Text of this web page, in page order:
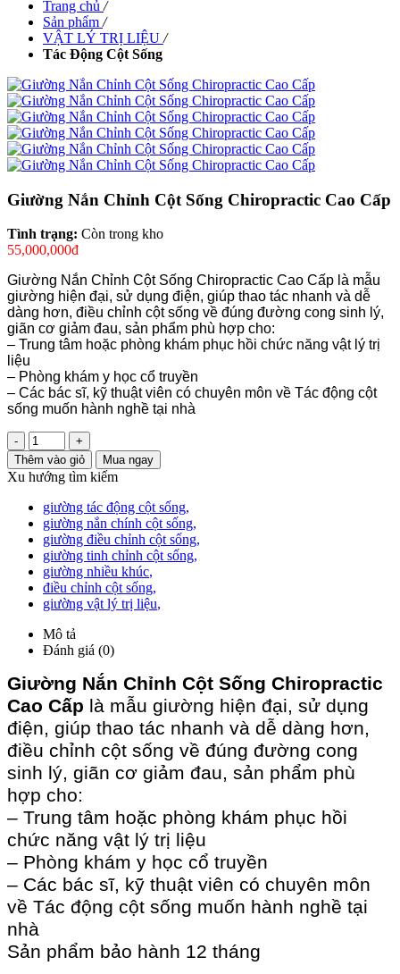
Trang chủ /
Sản phẩm /
VẬT LÝ TRỊ LIỆU /
Tác Động Cột Sống
Giường Nắn Chỉnh Cột Sống Chiropractic Cao Cấp
Tình trạng: Còn trong kho
55,000,000đ
Giường Nắn Chỉnh Cột Sống Chiropractic Cao Cấp là mẫu
giường hiện đại, sử dụng điện, giúp thao tác nhanh và dễ
dàng hơn, điều chỉnh cột sống về đúng đường cong sinh lý,
giãn cơ giảm đau, sản phẩm phù hợp cho:
– Trung tâm hoặc phòng khám phục hồi chức năng vật lý trị
liệu
– Phòng khám y học cổ truyền
– Các bác sĩ, kỹ thuật viên có chuyên môn về Tác động cột
sống muốn hành nghề tại nhà
-
+
Thêm vào giỏ
Mua ngay
Xu hướng tìm kiếm
giường tác động cột sống,
giường nắn chính cột sống,
giường điều chỉnh cột sống,
giường tinh chỉnh cột sống,
giường nhiều khúc,
điều chỉnh cột sống,
giường vật lý trị liệu,
Mô tả
Đánh giá (0)
Giường Nắn Chỉnh Cột Sống Chiropractic
Cao Cấp là mẫu giường hiện đại, sử dụng
điện, giúp thao tác nhanh và dễ dàng hơn,
điều chỉnh cột sống về đúng đường cong
sinh lý, giãn cơ giảm đau, sản phẩm phù
hợp cho:
– Trung tâm hoặc phòng khám phục hồi
chức năng vật lý trị liệu
– Phòng khám y học cổ truyền
– Các bác sĩ, kỹ thuật viên có chuyên môn
về Tác động cột sống muốn hành nghề tại
nhà
Sản phẩm bảo hành 12 tháng